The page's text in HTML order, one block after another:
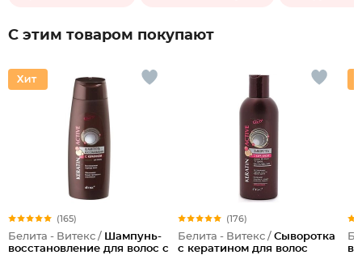
С этим товаром покупают
(165)
Белита - Витекс / Шампунь-
восстановление для волос с
(176)
Белита - Витекс / Сыворотка
с кератином для волос